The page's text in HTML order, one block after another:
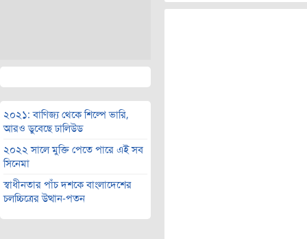
২০২১: বাণিজ্য থেকে শিল্পে ভারি,
আরও ডুবেছে ঢালিউড
২০২২ সালে মুক্তি পেতে পারে এই সব
সিনেমা
স্বাধীনতার পাঁচ দশকে বাংলাদেশের
চলচ্চিত্রের উত্থান-পতন